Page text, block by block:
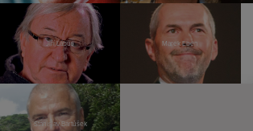
Jiří Lábus Marek Eben
Stanislav Bartůšek